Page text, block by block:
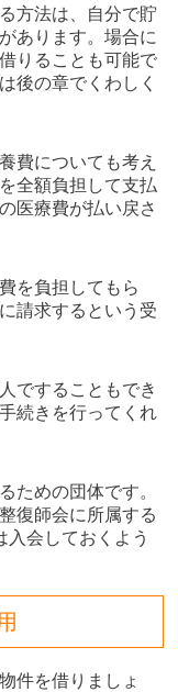
方法は、自分で貯
あります。場合に
りることも可能で
後の章でくわしく
費についても考え
全額負担して支払
医療費が払い戻さ
を負担してもら
請求するという受
ですることもでき
続きを行ってくれ
ための団体です。
復師会に所属する
会しておくよう
件を借りましょ